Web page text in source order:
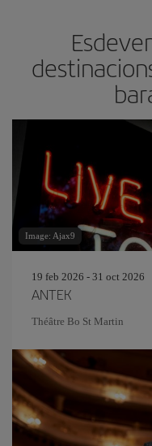
Image: Ajax9
19 feb 2026 - 31 oct 2026
ANTEK
Théâtre Bo St Martin